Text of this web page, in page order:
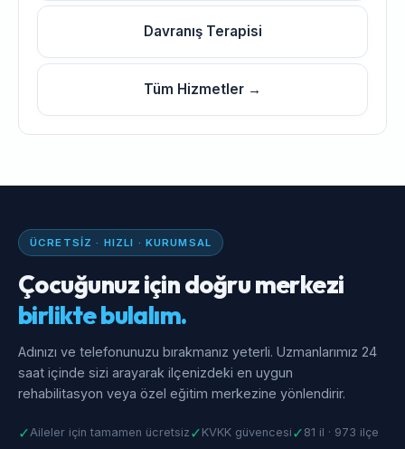
Davranış Terapisi
Tüm Hizmetler →
ÜCRETSIZ · HIZLI · KURUMSAL
Çocuğunuz için doğru merkezi
birlikte bulalım.
Adınızı ve telefonunuzu bırakmanız yeterli. Uzmanlarımız 24
saat içinde sizi arayarak ilçenizdeki en uygun
rehabilitasyon veya özel eğitim merkezine yönlendirir.
✓Aileler için tamamen ücretsiz ✓ KVKK güvencesi ✓ 81 il · 973 ilçe